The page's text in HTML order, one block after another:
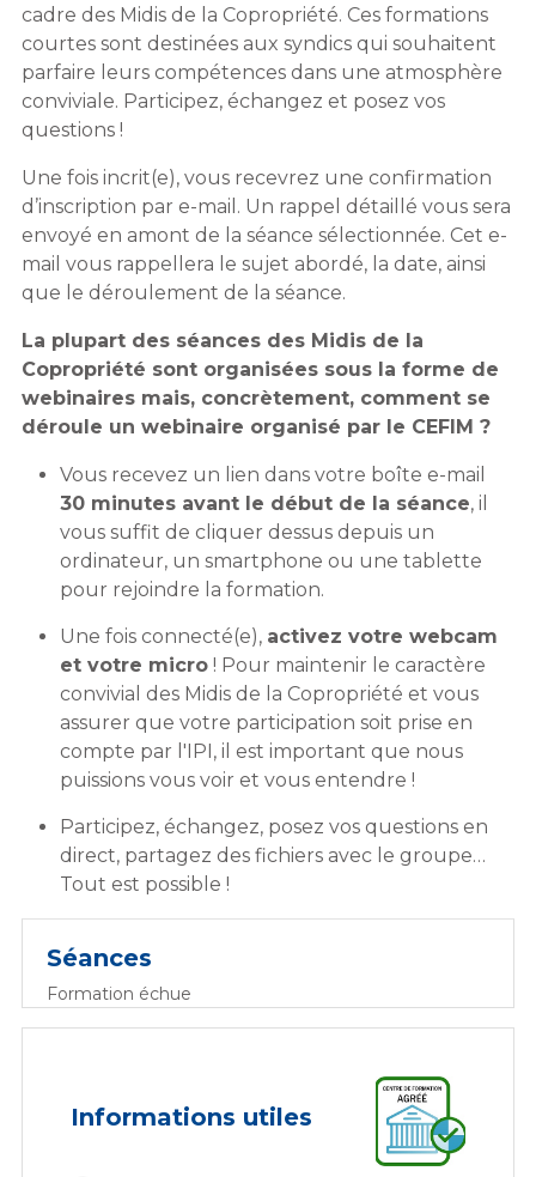
cadre des Midis de la Copropriété. Ces formations
courtes sont destinées aux syndics qui souhaitent
parfaire leurs compétences dans une atmosphère
conviviale. Participez, échangez et posez vos
questions !
Une fois incrit(e), vous recevrez une confirmation
d’inscription par e-mail. Un rappel détaillé vous sera
envoyé en amont de la séance sélectionnée. Cet e-
mail vous rappellera le sujet abordé, la date, ainsi
que le déroulement de la séance.
La plupart des séances des Midis de la
Copropriété sont organisées sous la forme de
webinaires mais, concrètement, comment se
déroule un webinaire organisé par le CEFIM ?
Vous recevez un lien dans votre boîte e-mail
30 minutes avant le début de la séance, il
vous suffit de cliquer dessus depuis un
ordinateur, un smartphone ou une tablette
pour rejoindre la formation.
Une fois connecté(e), activez votre webcam
et votre micro ! Pour maintenir le caractère
convivial des Midis de la Copropriété et vous
assurer que votre participation soit prise en
compte par l'IPI, il est important que nous
puissions vous voir et vous entendre !
Participez, échangez, posez vos questions en
direct, partagez des fichiers avec le groupe…
Tout est possible !
Séances
Formation échue
Informations utiles